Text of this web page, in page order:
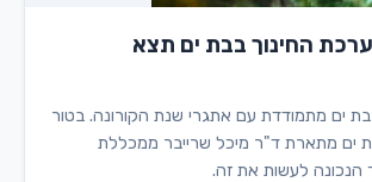
החינוך בבת ים תצא
ים מתמודדת עם אתגרי שנת הקורונה. בטור
ים מתארת ד"ר מיכל שרייבר ממכללת
הנכונה לעשות את זה.